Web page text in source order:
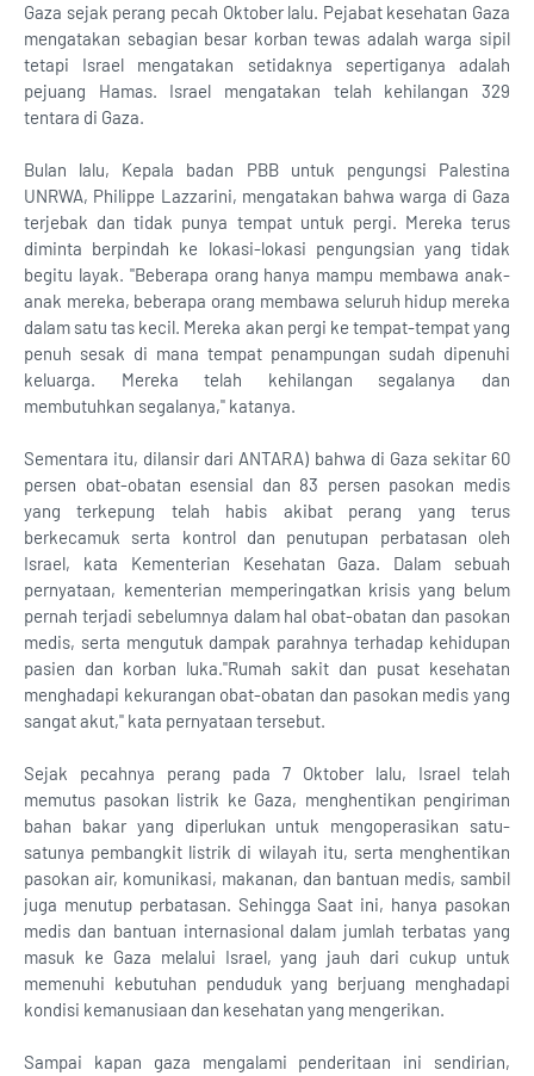
Gaza sejak perang pecah Oktober lalu. Pejabat kesehatan Gaza
mengatakan sebagian besar korban tewas adalah warga sipil
tetapi Israel mengatakan setidaknya sepertiganya adalah
pejuang Hamas. Israel mengatakan telah kehilangan 329
tentara di Gaza.
Bulan lalu, Kepala badan PBB untuk pengungsi Palestina
UNRWA, Philippe Lazzarini, mengatakan bahwa warga di Gaza
terjebak dan tidak punya tempat untuk pergi. Mereka terus
diminta berpindah ke lokasi-lokasi pengungsian yang tidak
begitu layak. "Beberapa orang hanya mampu membawa anak-
anak mereka, beberapa orang membawa seluruh hidup mereka
dalam satu tas kecil. Mereka akan pergi ke tempat-tempat yang
penuh sesak di mana tempat penampungan sudah dipenuhi
keluarga. Mereka telah kehilangan segalanya dan
membutuhkan segalanya," katanya.
Sementara itu, dilansir dari ANTARA) bahwa di Gaza sekitar 60
persen obat-obatan esensial dan 83 persen pasokan medis
yang terkepung telah habis akibat perang yang terus
berkecamuk serta kontrol dan penutupan perbatasan oleh
Israel, kata Kementerian Kesehatan Gaza. Dalam sebuah
pernyataan, kementerian memperingatkan krisis yang belum
pernah terjadi sebelumnya dalam hal obat-obatan dan pasokan
medis, serta mengutuk dampak parahnya terhadap kehidupan
pasien dan korban luka."Rumah sakit dan pusat kesehatan
menghadapi kekurangan obat-obatan dan pasokan medis yang
sangat akut," kata pernyataan tersebut.
Sejak pecahnya perang pada 7 Oktober lalu, Israel telah
memutus pasokan listrik ke Gaza, menghentikan pengiriman
bahan bakar yang diperlukan untuk mengoperasikan satu-
satunya pembangkit listrik di wilayah itu, serta menghentikan
pasokan air, komunikasi, makanan, dan bantuan medis, sambil
juga menutup perbatasan. Sehingga Saat ini, hanya pasokan
medis dan bantuan internasional dalam jumlah terbatas yang
masuk ke Gaza melalui Israel, yang jauh dari cukup untuk
memenuhi kebutuhan penduduk yang berjuang menghadapi
kondisi kemanusiaan dan kesehatan yang mengerikan.
Sampai kapan gaza mengalami penderitaan ini sendirian,